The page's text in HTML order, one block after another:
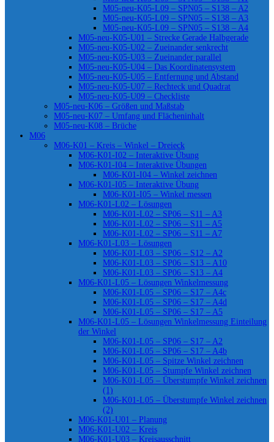
M05-neu-K05-L09 – SPN05 – S138 – A2
M05-neu-K05-L09 – SPN05 – S138 – A3
M05-neu-K05-L09 – SPN05 – S138 – A4
M05-neu-K05-U01 – Strecke Gerade Halbgerade
M05-neu-K05-U02 – Zueinander senkrecht
M05-neu-K05-U03 – Zueinander parallel
M05-neu-K05-U04 – Das Koordinatensystem
M05-neu-K05-U05 – Entfernung und Abstand
M05-neu-K05-U07 – Rechteck und Quadrat
M05-neu-K05-U09 – Checkliste
M05-neu-K06 – Größen und Maßstab
M05-neu-K07 – Umfang und Flächeninhalt
M05-neu-K08 – Brüche
M06
M06-K01 – Kreis – Winkel – Dreieck
M06-K01-I02 – Interaktive Übung
M06-K01-I04 – Interaktive Übungen
M06-K01-I04 – Winkel zeichnen
M06-K01-I05 – Interaktive Übung
M06-K01-I05 – Winkel messen
M06-K01-L02 – Lösungen
M06-K01-L02 – SP06 – S11 – A3
M06-K01-L02 – SP06 – S11 – A5
M06-K01-L02 – SP06 – S11 – A7
M06-K01-L03 – Lösungen
M06-K01-L03 – SP06 – S12 – A2
M06-K01-L03 – SP06 – S13 – A10
M06-K01-L03 – SP06 – S13 – A4
M06-K01-L05 – Lösungen Winkelmessung
M06-K01-L05 – SP06 – S17 – A4c
M06-K01-L05 – SP06 – S17 – A4d
M06-K01-L05 – SP06 – S17 – A5
M06-K01-L05 – Lösungen Winkelmessung Einteilung
der Winkel
M06-K01-L05 – SP06 – S17 – A2
M06-K01-L05 – SP06 – S17 – A4b
M06-K01-L05 – Spitze Winkel zeichnen
M06-K01-L05 – Stumpfe Winkel zeichnen
M06-K01-L05 – Überstumpfe Winkel zeichnen
(1)
M06-K01-L05 – Überstumpfe Winkel zeichnen
(2)
M06-K01-U01 – Planung
M06-K01-U02 – Kreis
M06-K01-U03 – Kreisausschnitt